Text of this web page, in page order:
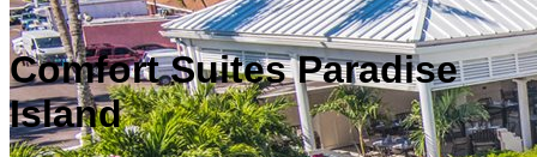
Comfort Suites Paradise
Island